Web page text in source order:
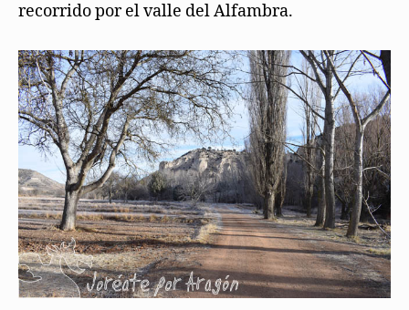
recorrido por el valle del Alfambra.